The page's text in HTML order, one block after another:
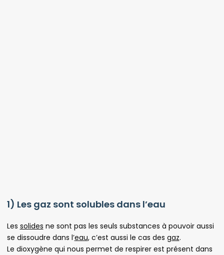
1) Les gaz sont solubles dans l’eau
Les solides ne sont pas les seuls substances à pouvoir aussi
se dissoudre dans l’eau, c’est aussi le cas des gaz.
Le dioxygène qui nous permet de respirer est présent dans